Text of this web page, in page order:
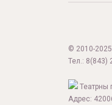
© 2010-
Тел.: 8(843)
Театрны
Адрес: